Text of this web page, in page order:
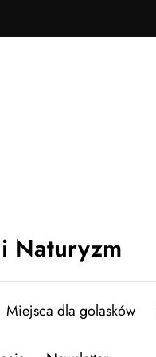
Naturyzm
Miejsca dla golasków